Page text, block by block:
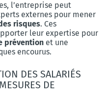
l’entreprise peut
externes pour mener
risques. Ces
leur expertise pour
prévention et une
encourus.
DES SALARIÉS
DE